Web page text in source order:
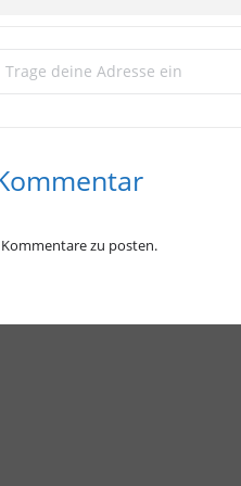
- Polyamorie-Stammtisch []
zu posten.